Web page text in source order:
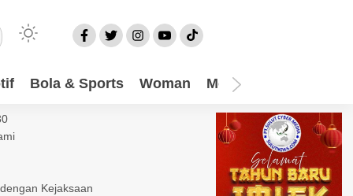
Bola & Sports Woman Mom
Kejaksaan